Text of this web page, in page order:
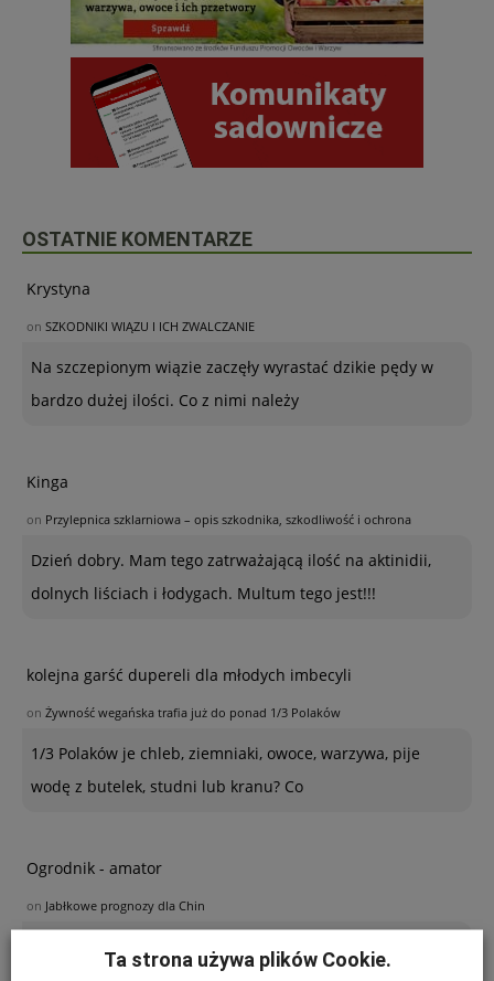
OSTATNIE KOMENTARZE
Krystyna
on SZKODNIKI WIĄZU I ICH ZWALCZANIE
Na szczepionym wiązie zaczęły wyrastać dzikie pędy w
bardzo dużej ilości. Co z nimi należy
Kinga
on Przylepnica szklarniowa – opis szkodnika, szkodliwość i ochrona
Dzień dobry. Mam tego zatrważającą ilość na aktinidii,
dolnych liściach i łodygach. Multum tego jest!!!
kolejna garść dupereli dla młodych imbecyli
on Żywność wegańska trafia już do ponad 1/3 Polaków
1/3 Polaków je chleb, ziemniaki, owoce, warzywa, pije
wodę z butelek, studni lub kranu? Co
Ogrodnik - amator
on Jabłkowe prognozy dla Chin
Poszukuję sposobu zabezpieczenia sznurków
Ta strona używa plików Cookie.